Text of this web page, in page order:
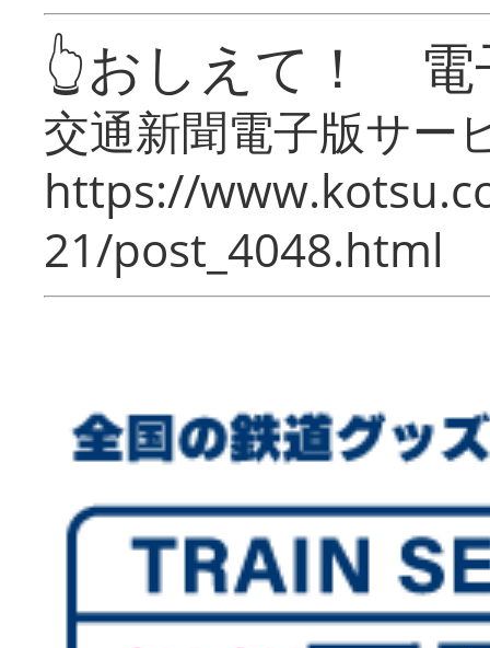
👆おしえて！ 電
交通新聞電子版サー
https://
21/post_4048.html